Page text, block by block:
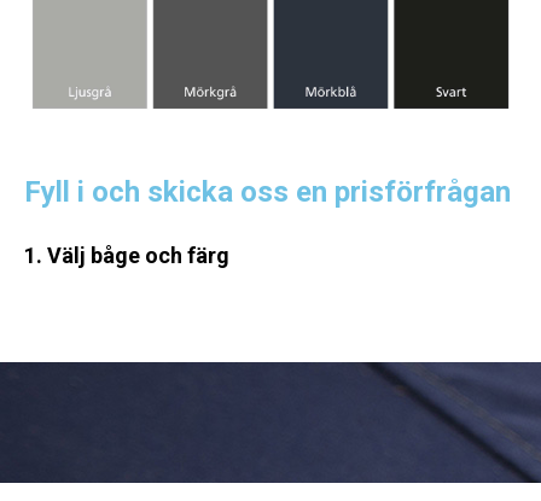
Fyll i och skicka oss en prisförfrågan
1. Välj båge och färg